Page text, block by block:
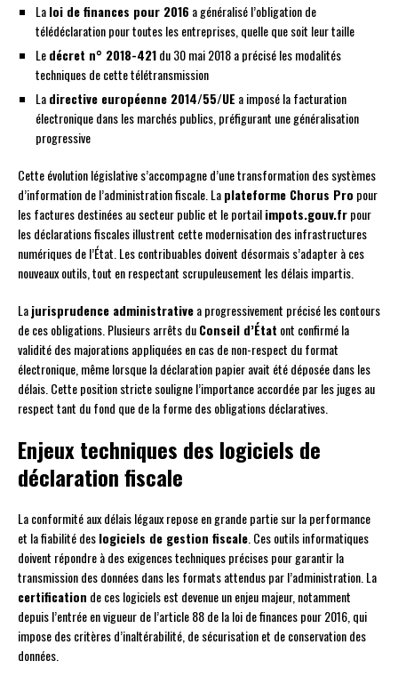
Laloi de finances pour 2016 a généralisé l’obligation de
télédéclaration pour toutes les entreprises, quelle que soit leur taille
Ledécret n° 2018-421du 30 mai 2018 a précisé les modalités
techniques de cette télétransmission
Ladirective européenne 2014/55/UE a imposé la facturation
électronique dans les marchés publics, préfigurant une généralisation
progressive
Cette évolution législative s’accompagne d’une transformation des systèmes
d’information de l’administration fiscale. Laplateforme Chorus Pro pour
les factures destinées au secteur public et le portailimpots.gouv.frpour
les déclarations fiscales illustrent cette modernisation des infrastructures
numériques de l’État. Les contribuables doivent désormais s’adapter à ces
nouveaux outils, tout en respectant scrupuleusement les délais impartis.
Lajurisprudence administrativea progressivement précisé les contours
de ces obligations. Plusieurs arrêts duConseil d’État ont confirmé la
validité des majorations appliquées en cas de non-respect du format
électronique, même lorsque la déclaration papier avait été déposée dans les
délais. Cette position stricte souligne l’importance accordée par les juges au
respect tant du fond que de la forme des obligations déclaratives.
Enjeux techniques des logiciels de
déclaration fiscale
La conformité aux délais légaux repose en grande partie sur la performance
et la fiabilité deslogiciels de gestion fiscale . Ces outils informatiques
doivent répondre à des exigences techniques précises pour garantir la
transmission des données dans les formats attendus par l’administration. La
certification de ces logiciels est devenue un enjeu majeur, notamment
depuis l’entrée en vigueur de l’article 88 de la loi de finances pour 2016, qui
impose des critères d’inaltérabilité, de sécurisation et de conservation des
données.